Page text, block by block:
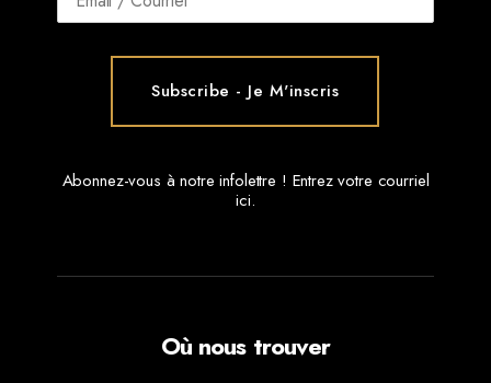
Abonnez-vous à notre infolettre ! Entrez votre courriel
ici.
Où nous trouver